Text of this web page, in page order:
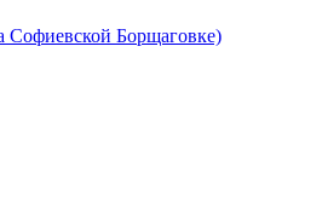
Софиевской Борщаговке)